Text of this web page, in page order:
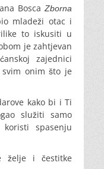
BoscaZborna
mladeži otac i
to iskusiti u
je zahtjevan
zajednici
onim što je
kako bi i Ti
služiti samo
spasenju
želje i čestitke